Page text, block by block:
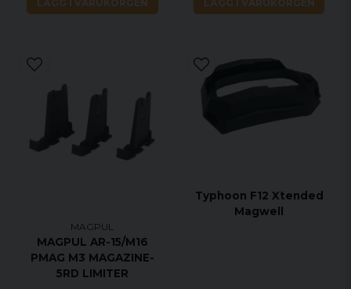
LÄGG I VARUKORGEN LÄGG I VARUKORGEN
MAGPUL
MAGPUL AR-15/M16
PMAG M3 MAGAZINE-
5RD LIMITER
Typhoon F12 Xtended
Magwell